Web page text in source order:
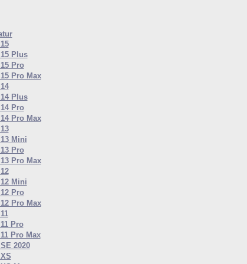
Plus
Pro
Pro Max
Plus
Pro
Pro Max
Mini
Pro
Pro Max
Mini
Pro
Pro Max
Pro
Pro Max
2020